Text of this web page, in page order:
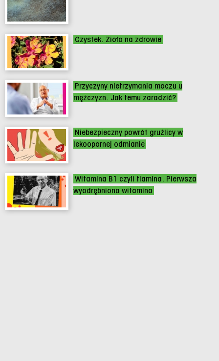
Czystek. Zioło na zdrowie
Przyczyny nietrzymania moczu u
mężczyzn. Jak temu zaradzić?
Niebezpieczny powrót gruźlicy w
lekoopornej odmianie
Witamina B1 czyli tiamina. Pierwsza
wyodrębniona witamina